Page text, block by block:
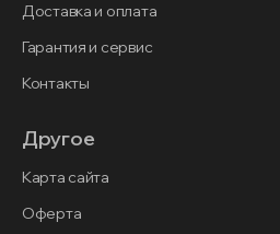
Доставка и оплата
Гарантия и сервис
Контакты
Другое
Карта сайта
Оферта